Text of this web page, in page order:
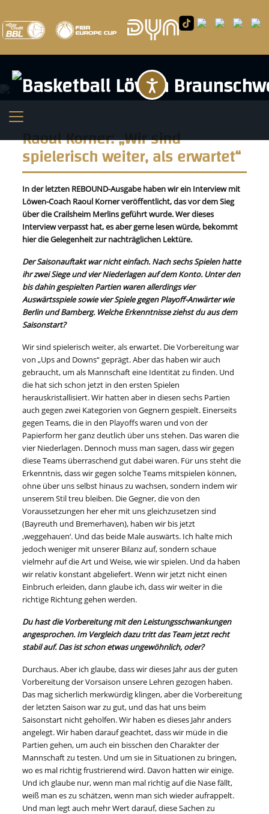
Raoul Korner: „Wir sind
spielerisch weiter, als erwartet“
In der letzten REBOUND-Ausgabe haben wir ein Interview mit
Löwen-Coach Raoul Korner veröffentlicht, das vor dem Sieg
über die Crailsheim Merlins geführt wurde. Wer dieses
Interview verpasst hat, es aber gerne lesen würde, bekommt
hier die Gelegenheit zur nachträglichen Lektüre.
Der Saisonauftakt war nicht einfach. Nach sechs Spielen hatte
ihr zwei Siege und vier Niederlagen auf dem Konto. Unter den
bis dahin gespielten Partien waren allerdings vier
Auswärtsspiele sowie vier Spiele gegen Playoff-Anwärter wie
Berlin und Bamberg. Welche Erkenntnisse ziehst du aus dem
Saisonstart?
Wir sind spielerisch weiter, als erwartet. Die Vorbereitung war
von „Ups and Downs“ geprägt. Aber das haben wir auch
gebraucht, um als Mannschaft eine Identität zu finden. Und
die hat sich schon jetzt in den ersten Spielen
herauskristallisiert. Wir hatten aber in diesen sechs Partien
auch gegen zwei Kategorien von Gegnern gespielt. Einerseits
gegen Teams, die in den Playoffs waren und von der
Papierform her ganz deutlich über uns stehen. Das waren die
vier Niederlagen. Dennoch muss man sagen, dass wir gegen
diese Teams überraschend gut dabei waren. Für uns steht die
Erkenntnis, dass wir gegen solche Teams mitspielen können,
ohne über uns selbst hinaus zu wachsen, sondern indem wir
unserem Stil treu bleiben. Die Gegner, die von den
Voraussetzungen her eher mit uns gleichzusetzen sind
(Bayreuth und Bremerhaven), haben wir bis jetzt
,weggehauen‘. Und das beide Male auswärts. Ich halte mich
jedoch weniger mit unserer Bilanz auf, sondern schaue
vielmehr auf die Art und Weise, wie wir spielen. Und da haben
wir relativ konstant abgeliefert. Wenn wir jetzt nicht einen
Einbruch erleiden, dann glaube ich, dass wir weiter in die
richtige Richtung gehen werden.
Du hast die Vorbereitung mit den Leistungsschwankungen
angesprochen. Im Vergleich dazu tritt das Team jetzt recht
stabil auf. Das ist schon etwas ungewöhnlich, oder?
Durchaus. Aber ich glaube, dass wir dieses Jahr aus der guten
Vorbereitung der Vorsaison unsere Lehren gezogen haben.
Das mag sicherlich merkwürdig klingen, aber die Vorbereitung
der letzten Saison war zu gut, und das hat uns beim
Saisonstart nicht geholfen. Wir haben es dieses Jahr anders
angelegt. Wir haben darauf geachtet, dass wir müde in die
Partien gehen, um auch ein bisschen den Charakter der
Mannschaft zu testen. Und um sie in Situationen zu bringen,
wo es mal richtig frustrierend wird. Davon hatten wir einige.
Und ich glaube nur, wenn man mal richtig auf die Nase fällt,
weiß man es zu schätzen, wenn man sich wieder aufrappelt.
Und man legt auch mehr Wert darauf, diese Sachen zu